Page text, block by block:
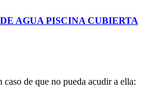
AGUA PISCINA CUBIERTA
caso de que no pueda acudir a ella: